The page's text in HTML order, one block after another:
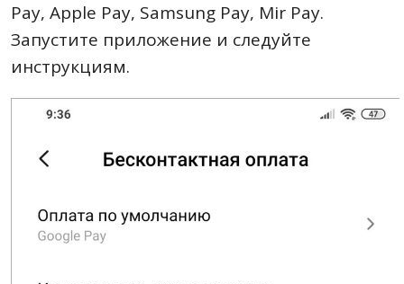
Pay, Apple Pay, Samsung Pay, Mir Pay.
Запустите приложение и следуйте
инструкциям.